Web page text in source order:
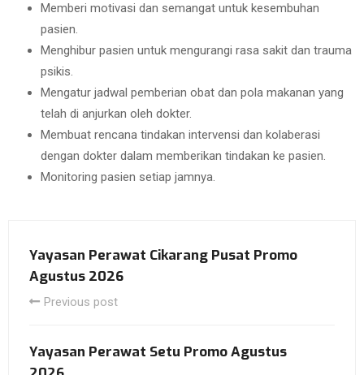
Memberi motivasi dan semangat untuk kesembuhan
pasien.
Menghibur pasien untuk mengurangi rasa sakit dan trauma
psikis.
Mengatur jadwal pemberian obat dan pola makanan yang
telah di anjurkan oleh dokter.
Membuat rencana tindakan intervensi dan kolaberasi
dengan dokter dalam memberikan tindakan ke pasien.
Monitoring pasien setiap jamnya.
Yayasan Perawat Cikarang Pusat Promo
Agustus 2026
Previous post
Yayasan Perawat Setu Promo Agustus